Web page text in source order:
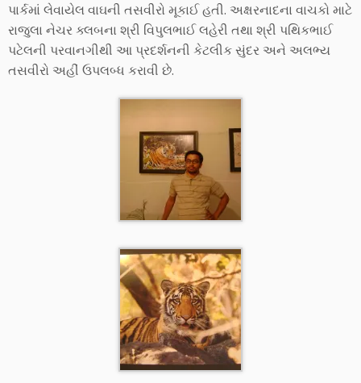
પાર્કમાં લેવાયેલ વાઘની તસવીરો મૂકાઈ હતી. અક્ષરનાદના વાચકો માટે
રાજુલા નેચર ક્લબના શ્રી વિપુલભાઈ લહેરી તથા શ્રી પથિકભાઈ
પટેલની પરવાનગીથી આ પ્રદર્શનની કેટલીક સુંદર અને અલભ્ય
તસવીરો અહીં ઉપલબ્ધ કરાવી છે.